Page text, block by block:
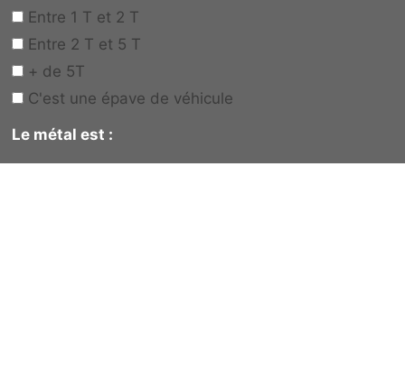
Entre 1 T et 2 T
Entre 2 T et 5 T
+ de 5T
C'est une épave de véhicule
Le métal est :